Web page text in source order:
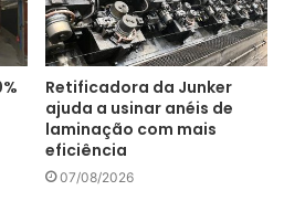
em estações de
carregando uma peça
de processamento seja
de pesagem podem ser
cada transportador também
de alta precisão. Isso torna
Retificadora da Junker
ajuda a usinar anéis de
laminação com mais
eficiência
07/08/2026